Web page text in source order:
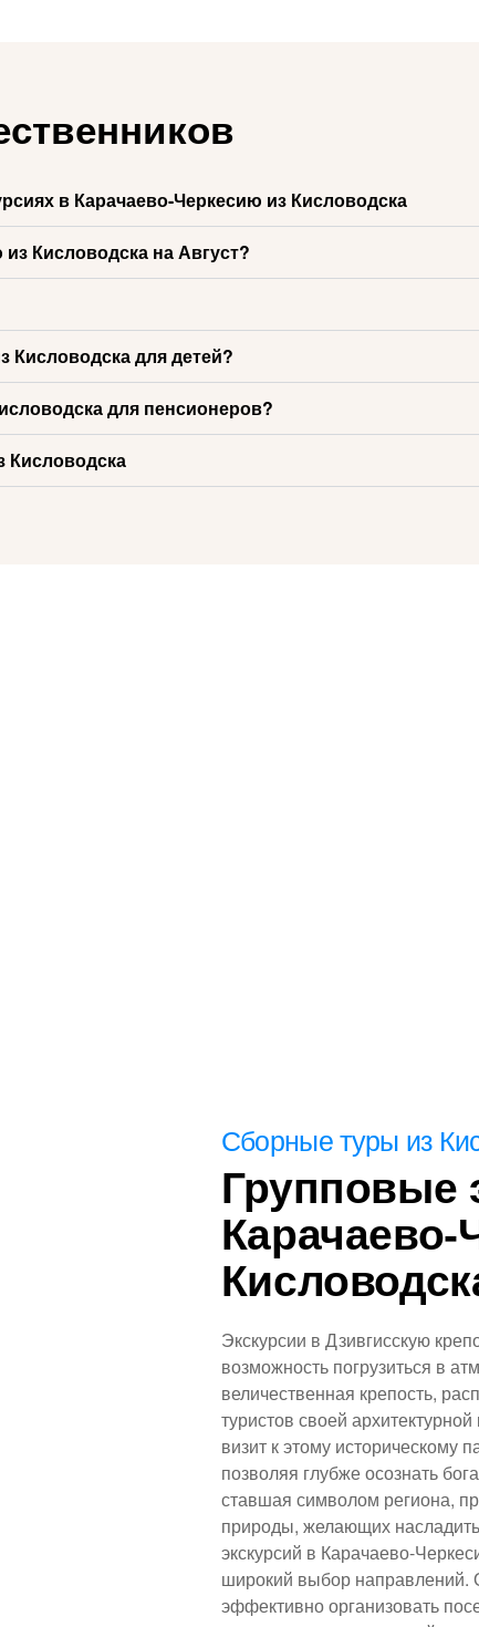
в Карачаево-Черкесию из Кисловодска
Кисловодска на Август?
Кисловодска для детей?
для пенсионеров?
Кисловодска
о запуске новых туристических пакетов для тех,
от поездки в сердце Кавказских
своими целебными минеральными водами,
который привлекает туристов со всех
Сборныетуры из
Групповые
Карачаево-
Экскурсии в Дзивгисскую
возможность погрузиться в
величественная крепость,
туристов своей
визит к этому историческому
позволяя глубже осознать
ставшая символом региона,
природы, желающих
экскурсий в Карачаево-
широкий выбор направлений.
эффективно организовать